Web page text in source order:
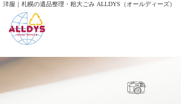
洋服｜札幌の遺品整理・粗大ごみ ALLDYS（オールディーズ）